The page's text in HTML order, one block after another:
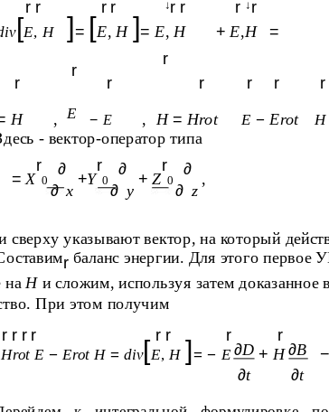
r r r r ↓r r r ↓ r
=
[E, H ] = [E,H ]= E,H +E,H
r
r
r
r
r
r r r
H , E − E , H= Hrot E − Erot H
- вектор-оператор типа
=X
r
0
∂
∂
x
+Y
r
0
∂
∂
y
+Z
r
0
∂
∂
z
,
сверху указывают вектор, на который
r баланс энергии. Для этого
на H и сложим, используя затем доказанное
При этом получим
r r r r
r r r
∂D
r
∂B
Hrot E −Erot H =div[E,H ] = − E + H −
∂t ∂t